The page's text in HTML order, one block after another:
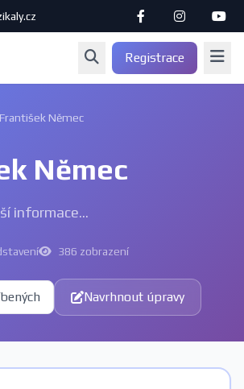
Registrace
František Němec
Němec
informace...
386 zobrazení
Navrhnout úpravy